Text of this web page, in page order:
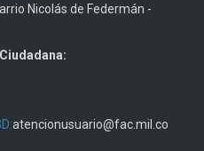
Nicolás de Federmán -
atencionusuario@fac.mil.co